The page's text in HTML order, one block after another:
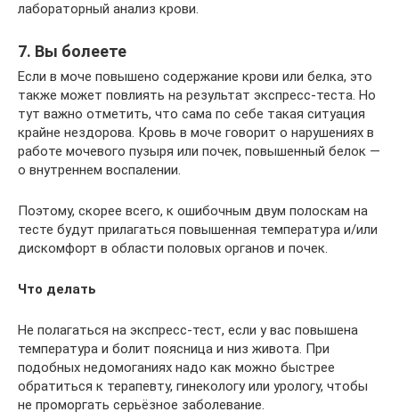
лабораторный анализ крови.
7. Вы болеете
Если в моче повышено содержание крови или белка, это
также может повлиять на результат экспресс-теста. Но
тут важно отметить, что сама по себе такая ситуация
крайне нездорова. Кровь в моче говорит о нарушениях в
работе мочевого пузыря или почек, повышенный белок —
о внутреннем воспалении.
Поэтому, скорее всего, к ошибочным двум полоскам на
тесте будут прилагаться повышенная температура и/или
дискомфорт в области половых органов и почек.
Что делать
Не полагаться на экспресс-тест, если у вас повышена
температура и болит поясница и низ живота. При
подобных недомоганиях надо как можно быстрее
обратиться к терапевту, гинекологу или урологу, чтобы
не проморгать серьёзное заболевание.